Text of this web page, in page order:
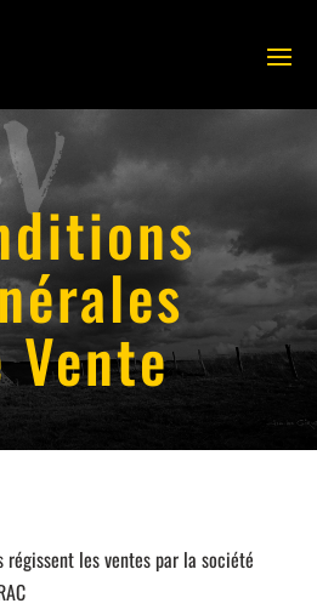
Vente
régissent les ventes par la société